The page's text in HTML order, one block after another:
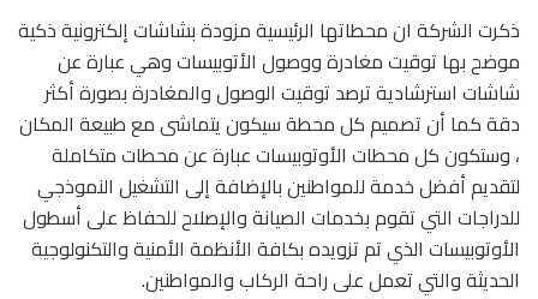
ذكرت الشركة ان محطاتها الرئيسية مزودة بشاشات إلكترونية ذكية
موضح بها توقيت مغادرة ووصول الأتوبيسات وهي عبارة عن
شاشات استرشادية ترصد توقيت الوصول والمغادرة بصورة أكثر
دقة كما أن تصميم كل محطة سيكون يتماشى مع طبيعة المكان
، وستكون كل محطات الأوتوبيسات عبارة عن محطات متكاملة
لتقديم أفضل خدمة للمواطنين بالإضافة إلى التشغيل النموذجي
للدراجات التي تقوم بخدمات الصيانة والإصلاح للحفاظ على أسطول
الأوتوبيسات الذي تم تزويده بكافة الأنظمة الأمنية والتكنولوجية
الحديثة والتي تعمل على راحة الركاب والمواطنين.